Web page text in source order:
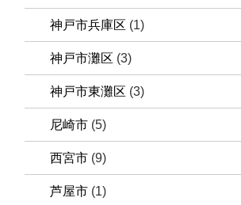
神戸市兵庫区 (1)
神戸市灘区 (3)
神戸市東灘区 (3)
尼崎市 (5)
西宮市 (9)
芦屋市 (1)